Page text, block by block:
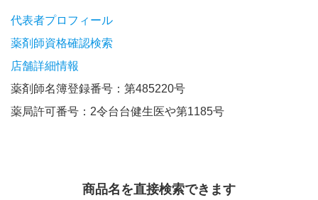
代表者プロフィール
薬剤師資格確認検索
店舗詳細情報
薬剤師名簿登録番号：第485220号
薬局許可番号：2令台台健生医や第1185号
商品名を直接検索できます